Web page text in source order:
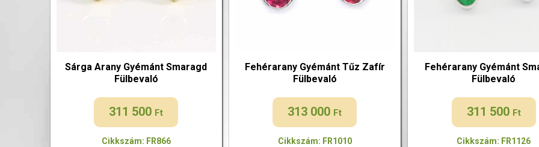
Sárga Arany Gyémánt Smaragd
Fülbevaló
311 500 Ft
Cikkszám: FR866
Fehérarany Gyémánt Tűz Zafír
Fülbevaló
313 000 Ft
Cikkszám: FR1010
Fehérarany Gyémánt
Fülbevaló
311 500 Ft
Cikkszám: FR1126